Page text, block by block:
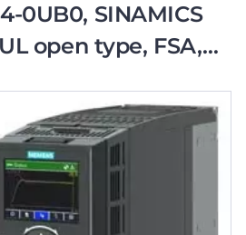
0UB0, SINAMICS
open type, FSA,